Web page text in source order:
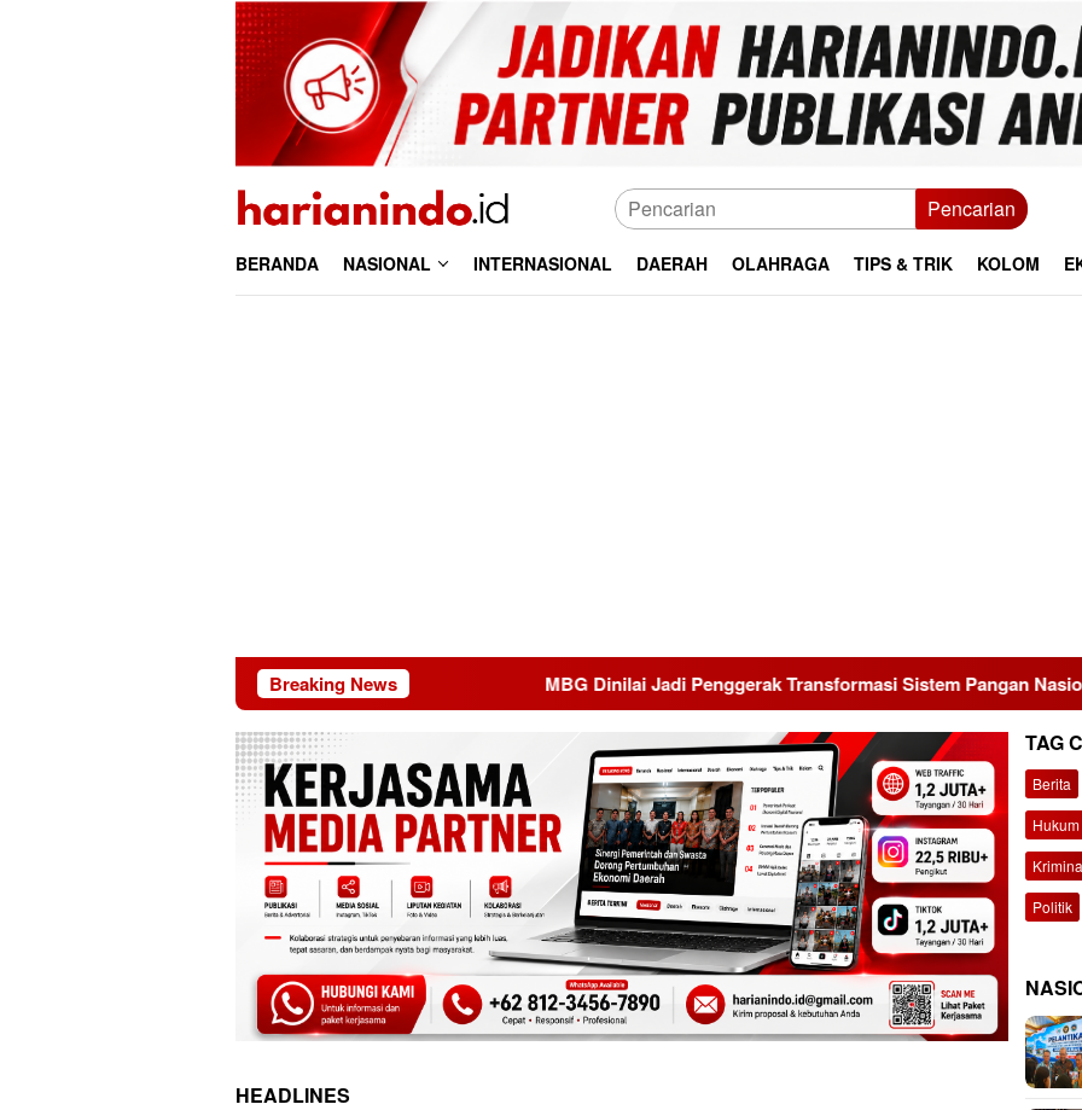
Pencarian
BERANDA NASIONAL INTERNASIONAL DAERAH OLAHRAGA TIPS & TRIK KOLOM
Breaking News MBG Dinilai Jadi Penggerak Transformasi Sistem Pangan Nasional Menuju
HEADLINES
TAG
Berita
Politik